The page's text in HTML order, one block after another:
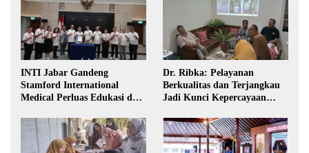
INTI Jabar Gandeng
Stamford International
Medical Perluas Edukasi dan
Dr. Ribka: Pelayanan
Berkualitas dan Terjangkau
Jadi Kunci Kepercayaan